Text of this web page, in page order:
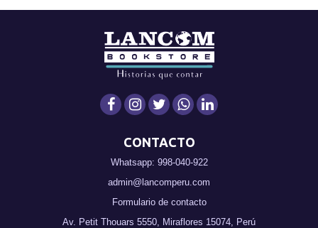
CONTACTO
Whatsapp: 998-040-922
admin@lancomperu.com
Formulario de contacto
Av. Petit Thouars 5550, Miraflores 15074, Perú